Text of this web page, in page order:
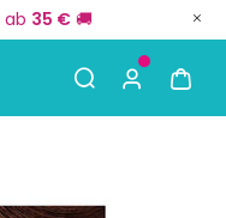
ab 35 € 🚚